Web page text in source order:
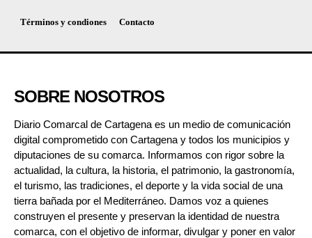
Términos y condiones Contacto
SOBRE NOSOTROS
Diario Comarcal de Cartagena es un medio de comunicación
digital comprometido con Cartagena y todos los municipios y
diputaciones de su comarca. Informamos con rigor sobre la
actualidad, la cultura, la historia, el patrimonio, la gastronomía,
el turismo, las tradiciones, el deporte y la vida social de una
tierra bañada por el Mediterráneo. Damos voz a quienes
construyen el presente y preservan la identidad de nuestra
comarca, con el objetivo de informar, divulgar y poner en valor